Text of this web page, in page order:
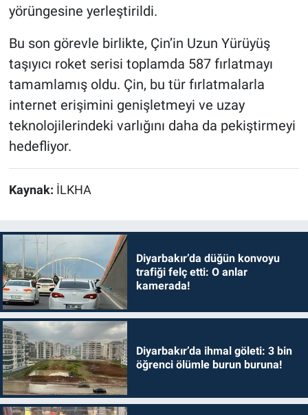
yörüngesine yerleştirildi.
Bu son görevle birlikte, Çin’in Uzun Yürüyüş
taşıyıcı roket serisi toplamda 587 fırlatmayı
tamamlamış oldu. Çin, bu tür fırlatmalarla
internet erişimini genişletmeyi ve uzay
teknolojilerindeki varlığını daha da pekiştirmeyi
hedefliyor.
Kaynak: İLKHA
Diyarbakır’da düğün konvoyu
trafiği felç etti: O anlar
kamerada!
Diyarbakır’da ihmal göleti: 3 bin
öğrenci ölümle burun buruna!